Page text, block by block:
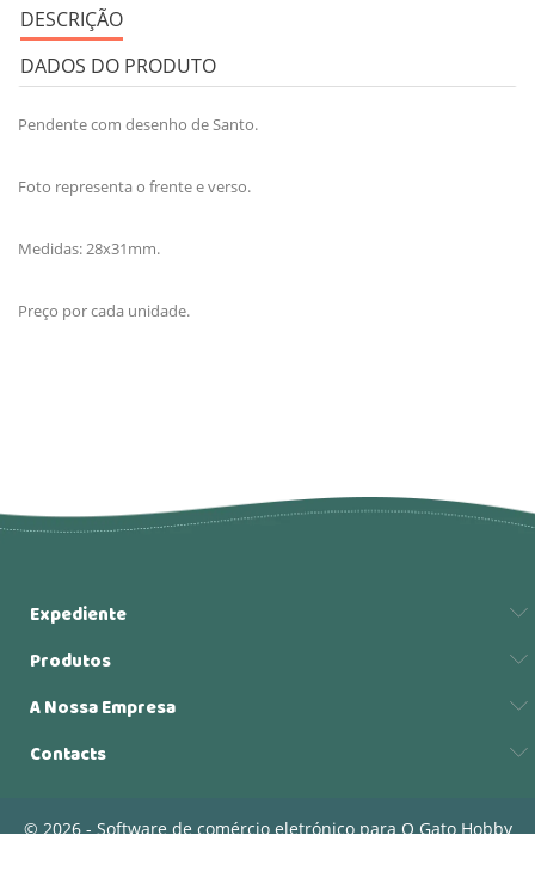
DESCRIÇÃO
DADOS DO PRODUTO
Pendente com desenho de Santo.
Foto representa o frente e verso.
Medidas: 28x31mm.
Preço por cada unidade.
Expediente
Produtos
A Nossa Empresa
Contacts
© 2026 - Software de comércio eletrónico para O Gato Hobby